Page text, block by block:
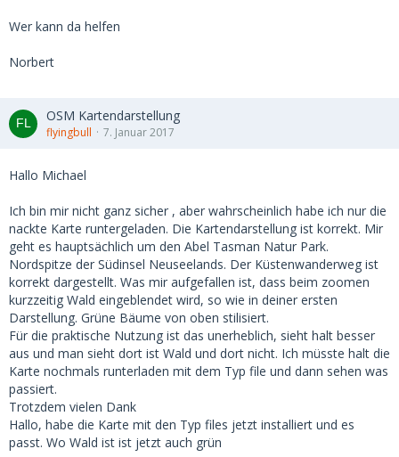
Wer kann da helfen
Norbert
OSM Kartendarstellung
flyingbull 7. Januar 2017
Hallo Michael
Ich bin mir nicht ganz sicher , aber wahrscheinlich habe ich nur die
nackte Karte runtergeladen. Die Kartendarstellung ist korrekt. Mir
geht es hauptsächlich um den Abel Tasman Natur Park.
Nordspitze der Südinsel Neuseelands. Der Küstenwanderweg ist
korrekt dargestellt. Was mir aufgefallen ist, dass beim zoomen
kurzzeitig Wald eingeblendet wird, so wie in deiner ersten
Darstellung. Grüne Bäume von oben stilisiert.
Für die praktische Nutzung ist das unerheblich, sieht halt besser
aus und man sieht dort ist Wald und dort nicht. Ich müsste halt die
Karte nochmals runterladen mit dem Typ file und dann sehen was
passiert.
Trotzdem vielen Dank
Hallo, habe die Karte mit den Typ files jetzt installiert und es
passt. Wo Wald ist ist jetzt auch grün